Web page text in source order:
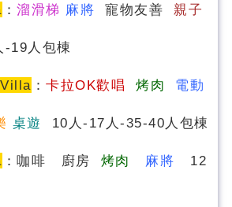
：溜滑梯 麻將 寵物友善 親子
19人包棟
：卡拉OK歡唱 烤肉 電動
桌遊 10人-17人-35-40人包棟
：咖啡 廚房 烤肉 麻將 12